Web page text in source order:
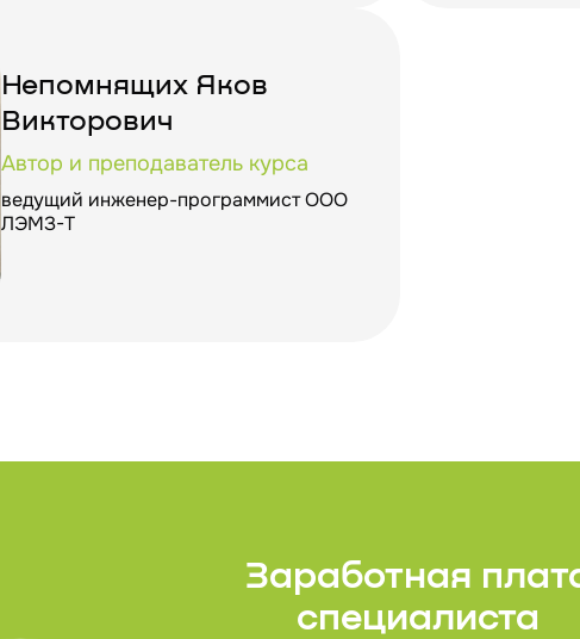
Непомнящих Яков
Викторович
Автор и преподаватель курса
ведущий инженер-программист ООО
ЛЭМЗ-Т
Заработная
специалиста